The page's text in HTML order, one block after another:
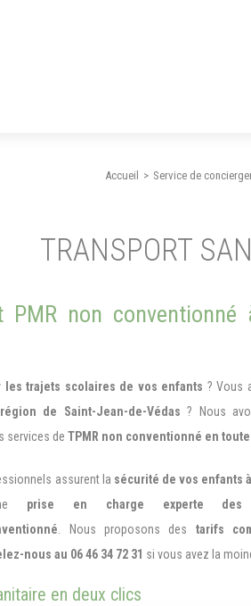
Accueil Service de
TRANSPORT
PMR non conventionné
les trajets scolaires de vos enfants ? Vous
de Saint-Jean-de-Védas ? Nous
services de TPMR non conventionné en
assurent la sécurité de vos enfants
prise en charge experte des
. Nous proposons des tarifs
nous au 06 46 34 72 31 si vous avez la
en deux clics